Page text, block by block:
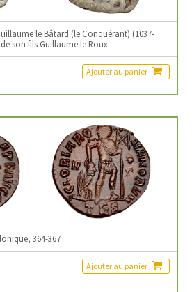
le Bâtard (le Conquérant) (1037-
son fils Guillaume le Roux
Ajouter au panier
364-367
Ajouter au panier